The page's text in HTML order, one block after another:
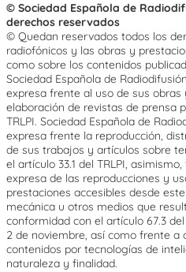
© Sociedad Española de
derechos reservados
© Quedan reservados todos los
radiofónicos y las obras y
como sobre los contenidos
Sociedad Española de
expresa frente al uso de sus
elaboración de revistas de prensa
TRLPI. Sociedad Española de
expresa frente la reproducción,
de sus trabajos y artículos sobre
el artículo 33.1 del TRLPI,
expresa de las reproducciones y
prestaciones accesibles desde
mecánica u otros medios que
conformidad con el artículo 67.3
2 de noviembre, así como frente a
contenidos por tecnologías de
naturaleza y finalidad.